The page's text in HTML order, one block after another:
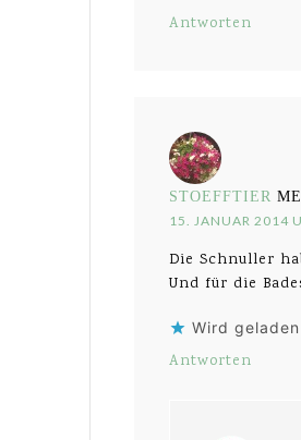
Antworten
STOEFFTIER
15. JANUAR 2014
Die Schnuller
Und für die
Wird
Antworten